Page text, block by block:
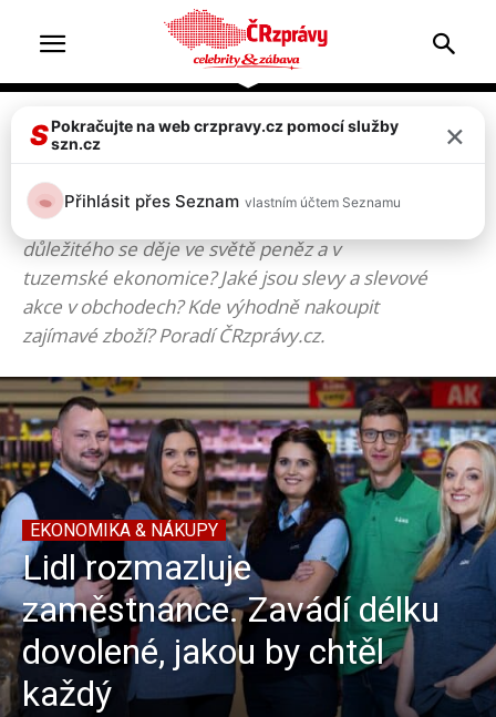
Hlavní strána Ekonomika & nákupy
Ekonomika ovlivňuje život nás všech. Co
důležitého se děje ve světě peněz a v
tuzemské ekonomice? Jaké jsou slevy a slevové
akce v obchodech? Kde výhodně nakoupit
zajímavé zboží? Poradí ČRzprávy.cz.
EKONOMIKA & NÁKUPY
Lidl rozmazluje
zaměstnance. Zavádí délku
dovolené, jakou by chtěl
každý
SPokračujte na web crzpravy.cz pomocí služby
szn.cz
×
Přihlásit přes Seznam vlastním účtem Seznamu